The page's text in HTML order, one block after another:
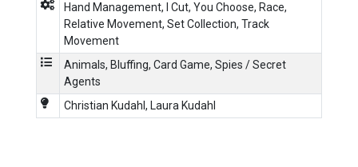
Hand Management, I Cut, You Choose, Race,
Relative Movement, Set Collection, Track
Movement
Animals, Bluffing, Card Game, Spies / Secret
Agents
Christian Kudahl , Laura Kudahl